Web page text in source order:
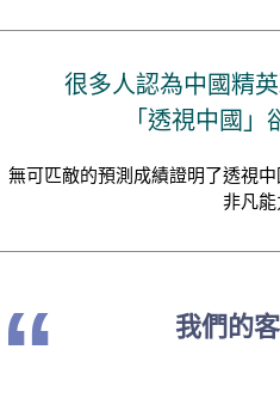
很多人認為中國精
「透視中國
無可匹敵的預測成績證明了透視
非凡能
我們的
“